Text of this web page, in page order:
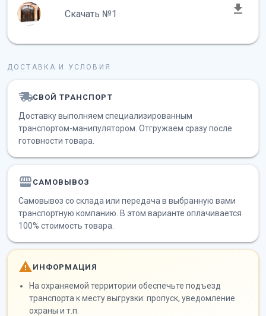
Скачать №1
ДОСТАВКА И УСЛОВИЯ
СВОЙ ТРАНСПОРТ
Доставку выполняем специализированным
транспортом-манипулятором. Отгружаем сразу после
готовности товара.
САМОВЫВОЗ
Самовывоз со склада или передача в выбранную вами
транспортную компанию. В этом варианте оплачивается
100% стоимость товара.
ИНФОРМАЦИЯ
На охраняемой территории обеспечьте подъезд
транспорта к месту выгрузки: пропуск, уведомление
охраны и т.п.